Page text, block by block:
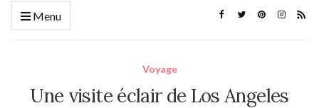
Menu
Voyage
Une visite éclair de Los Angeles